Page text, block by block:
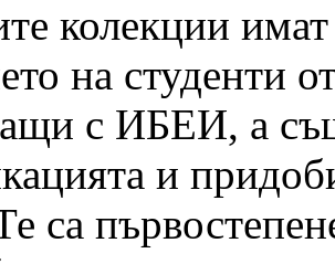
колекции
на студенти
с ИБЕИ, а
и
са